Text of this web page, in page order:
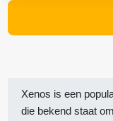
Xenos is een
die bekend staat